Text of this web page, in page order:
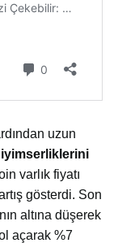
uzun
iyimserliklerini
varlık fiyatı
gösterdi. Son
altına düşerek
açarak %7